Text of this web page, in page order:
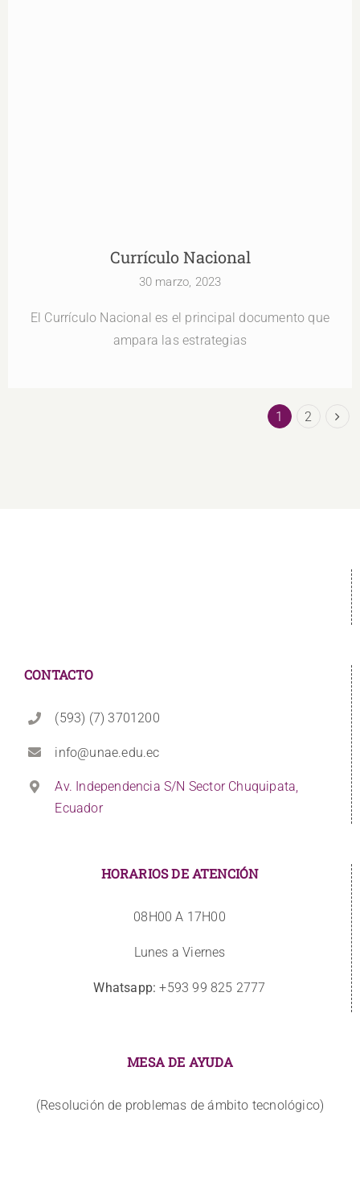
Currículo Nacional
30 marzo, 2023
El Currículo Nacional es el principal documento que
ampara las estrategias
1 2
CONTACTO
(593) (7) 3701200
info@unae.edu.ec
Av. Independencia S/N Sector Chuquipata,
Ecuador
HORARIOS DE ATENCIÓN
08H00 A 17H00
Lunes a Viernes
Whatsapp: +593 99 825 2777
MESA DE AYUDA
(Resolución de problemas de ámbito tecnológico)